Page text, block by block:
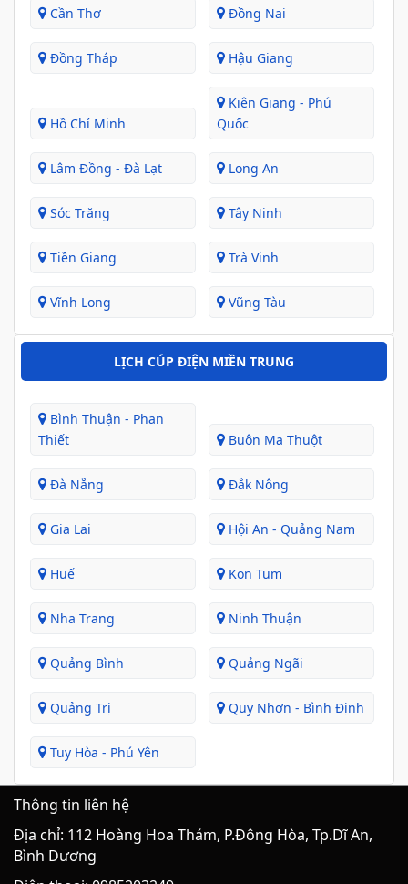
Cần Thơ Đồng Nai
Đồng Tháp Hậu Giang
Hồ Chí Minh
Kiên Giang - Phú
Quốc
Lâm Đồng - Đà Lạt Long An
Sóc Trăng Tây Ninh
Tiền Giang Trà Vinh
Vĩnh Long Vũng Tàu
LỊCH CÚP ĐIỆN MIỀN TRUNG
Bình Thuận - Phan
Thiết
Buôn Ma Thuột
Đà Nẵng Đắk Nông
Gia Lai Hội An - Quảng Nam
Huế Kon Tum
Nha Trang Ninh Thuận
Quảng Bình Quảng Ngãi
Quảng Trị Quy Nhơn - Bình Định
Tuy Hòa - Phú Yên
Thông tin liên hệ
Địa chỉ: 112 Hoàng Hoa Thám, P.Đông Hòa, Tp.Dĩ An,
Bình Dương